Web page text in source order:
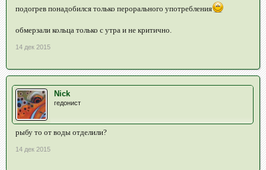
подогрев понадобился только перорального употребления
обмерзали кольца только с утра и не критично.
14 дек 2015
Nick
гедонист
рыбу то от воды отделили?
14 дек 2015